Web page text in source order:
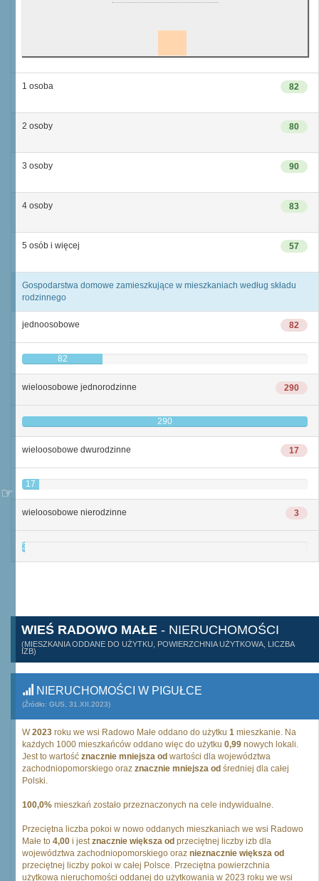
82
1 osoba
80
2 osoby
90
3 osoby
83
4 osoby
57
5 osób i więcej
Gospodarstwa domowe zamieszkujące w mieszkaniach według składu
rodzinnego
82
jednoosobowe
82
290
wieloosobowe jednorodzinne
290
17
wieloosobowe dwurodzinne
17
3
wieloosobowe nierodzinne
3
WIEŚ RADOWO MAŁE - NIERUCHOMOŚCI
(MIESZKANIA ODDANE DO UŻYTKU, POWIERZCHNIA UŻYTKOWA, LICZBA
IZB)
NIERUCHOMOŚCI W PIGUŁCE
(Źródło: GUS, 31.XII.2023)
W2023 roku we wsi Radowo Małe oddano do użytku 1 mieszkanie. Na
każdych 1000 mieszkańców oddano więc do użytku 0,99 nowych lokali.
Jest to wartość znacznie mniejsza od wartości dla województwa
zachodniopomorskiego oraz znacznie mniejsza od średniej dla całej
Polski.
100,0% mieszkań zostało przeznaczonych na cele indywidualne.
Przeciętna liczba pokoi w nowo oddanych mieszkaniach we wsi Radowo
Małe to 4,00 i jestznacznie większa od przeciętnej liczby izb dla
województwa zachodniopomorskiego oraz nieznacznie większa od
przeciętnej liczby pokoi w całej Polsce. Przeciętna powierzchnia
użytkowa nieruchomości oddanej do użytkowania w 2023 roku we wsi